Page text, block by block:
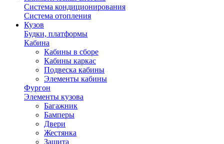
Система кондиционирования
Система отопления
Кузов
Будки, платформы
Кабина
Кабины в сборе
Кабины каркас
Подвеска кабины
Элементы кабины
Фургон
Элементы кузова
Багажник
Бамперы
Двери
Жестянка
Защита